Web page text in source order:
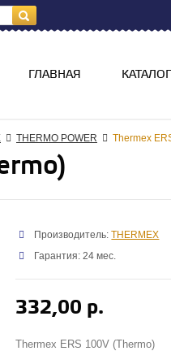
ГЛАВНАЯ КАТАЛОГ
THERMO POWER Thermex
Производитель:THERMEX
Гарантия: 24 мес.
332,00 р.
Thermex ERS 100V (Thermo)